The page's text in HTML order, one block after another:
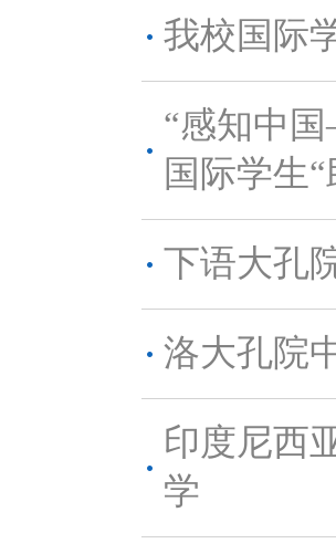
我校国际
“感知中
国际学生
下语大孔
洛大孔院
印度尼西
学